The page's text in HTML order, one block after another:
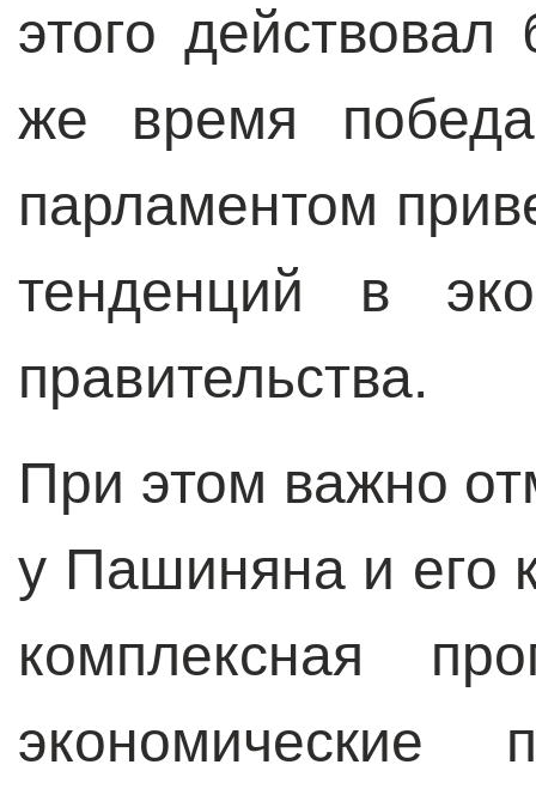
этого
же время
парламентом
тенденций в
правительства.
При этом важно
у Пашиняна и его
комплексная
экономические